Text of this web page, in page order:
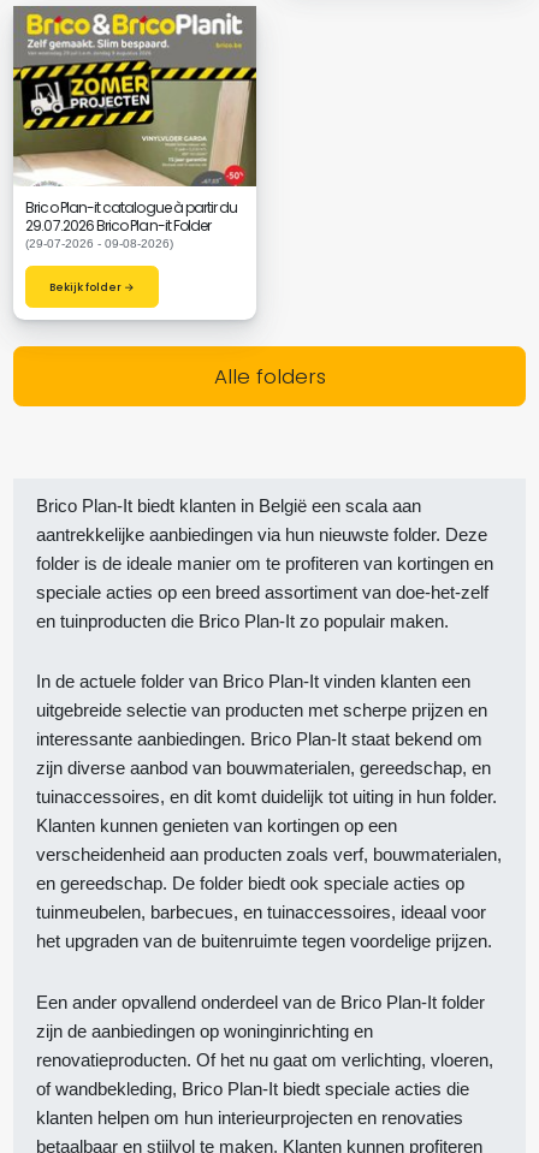
Brico Plan-it catalogue à partir du
29.07.2026 Brico Plan-it Folder
(29-07-2026 - 09-08-2026)
Bekijk folder →
Alle folders
Brico Plan-It biedt klanten in België een scala aan
aantrekkelijke aanbiedingen via hun nieuwste folder. Deze
folder is de ideale manier om te profiteren van kortingen en
speciale acties op een breed assortiment van doe-het-zelf
en tuinproducten die Brico Plan-It zo populair maken.
In de actuele folder van Brico Plan-It vinden klanten een
uitgebreide selectie van producten met scherpe prijzen en
interessante aanbiedingen. Brico Plan-It staat bekend om
zijn diverse aanbod van bouwmaterialen, gereedschap, en
tuinaccessoires, en dit komt duidelijk tot uiting in hun folder.
Klanten kunnen genieten van kortingen op een
verscheidenheid aan producten zoals verf, bouwmaterialen,
en gereedschap. De folder biedt ook speciale acties op
tuinmeubelen, barbecues, en tuinaccessoires, ideaal voor
het upgraden van de buitenruimte tegen voordelige prijzen.
Een ander opvallend onderdeel van de Brico Plan-It folder
zijn de aanbiedingen op woninginrichting en
renovatieproducten. Of het nu gaat om verlichting, vloeren,
of wandbekleding, Brico Plan-It biedt speciale acties die
klanten helpen om hun interieurprojecten en renovaties
betaalbaar en stijlvol te maken. Klanten kunnen profiteren